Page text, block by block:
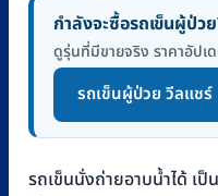
กำลังจะซื้อรถเข็นผู้ป่ว
ดูรุ่นที่มีขายจริง ราคาอัป
รถเข็นผู้ป่วย วีลแชร์
รถเข็นนั่งถ่ายอาบน้ำได้ เป็